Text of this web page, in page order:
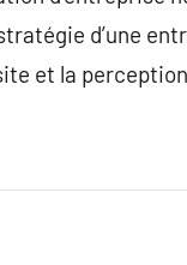
d’une
et la